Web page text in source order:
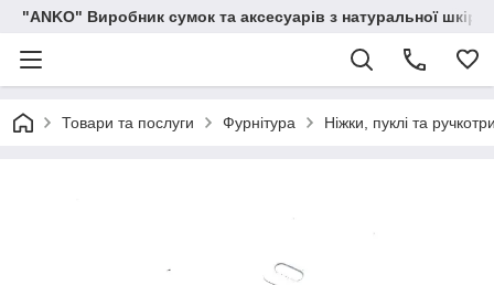
"ANKO" Виробник сумок та аксесуарів з натуральної шкіри.
Товари та послуги Фурнітура Ніжки, пуклі та